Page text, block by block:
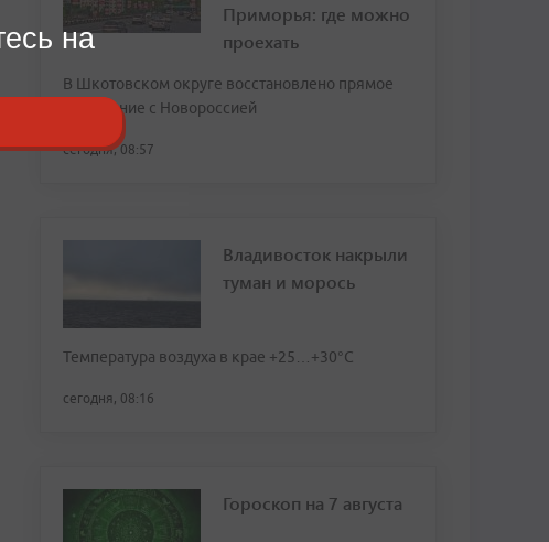
Приморья: где можно
проехать
В Шкотовском округе восстановлено прямое
сообщение с Новороссией
сегодня, 08:57
Владивосток накрыли
туман и морось
Температура воздуха в крае +25…+30°C
сегодня, 08:16
Гороскоп на 7 августа
на